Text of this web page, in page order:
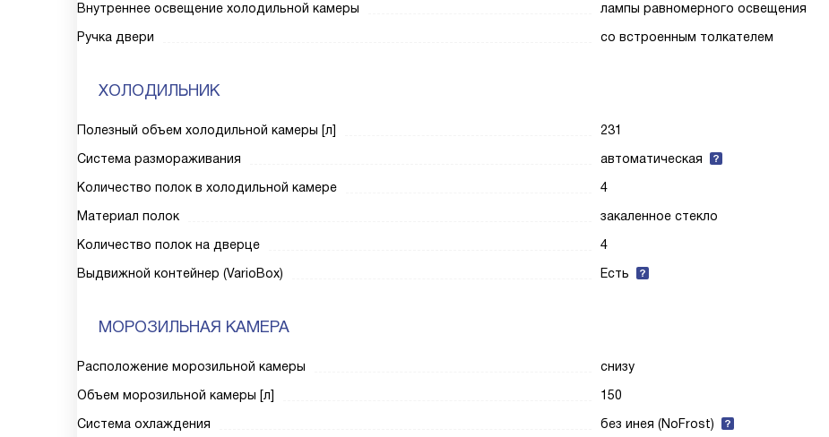
Внутреннее освещение холодильной камеры
лампы равномерного освещения
Ручка двери
со встроенным толкателем
ХОЛОДИЛЬНИК
Полезный объем холодильной камеры [л]
231
Система размораживания
автоматическая
Количество полок в холодильной камере
4
Материал полок
закаленное стекло
Количество полок на дверце
4
Выдвижной контейнер (VarioBox)
Есть
МОРОЗИЛЬНАЯ КАМЕРА
Расположение морозильной камеры
снизу
Объем морозильной камеры [л]
150
Система охлаждения
без инея (NoFrost)